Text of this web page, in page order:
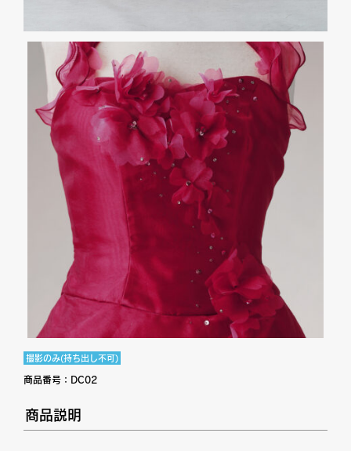
撮影のみ(持ち出し不可)
商品番号： DC02
商品説明